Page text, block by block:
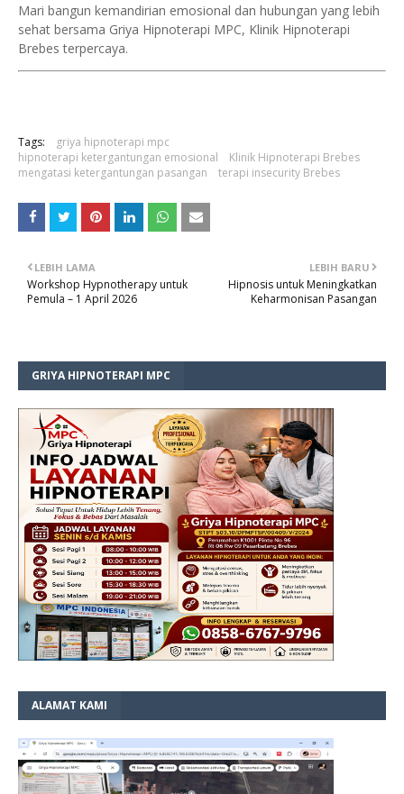
Mari bangun kemandirian emosional dan hubungan yang lebih
sehat bersama Griya Hipnoterapi MPC, Klinik Hipnoterapi
Brebes terpercaya.
Tags:
griya hipnoterapi mpc
hipnoterapi ketergantungan emosional
Klinik Hipnoterapi Brebes
mengatasi ketergantungan pasangan
terapi insecurity Brebes
LEBIH BARU
Hipnosis untuk Meningkatkan
Keharmonisan Pasangan
LEBIH LAMA
Workshop Hypnotherapy untuk
Pemula – 1 April 2026
GRIYA HIPNOTERAPI MPC
ALAMAT KAMI